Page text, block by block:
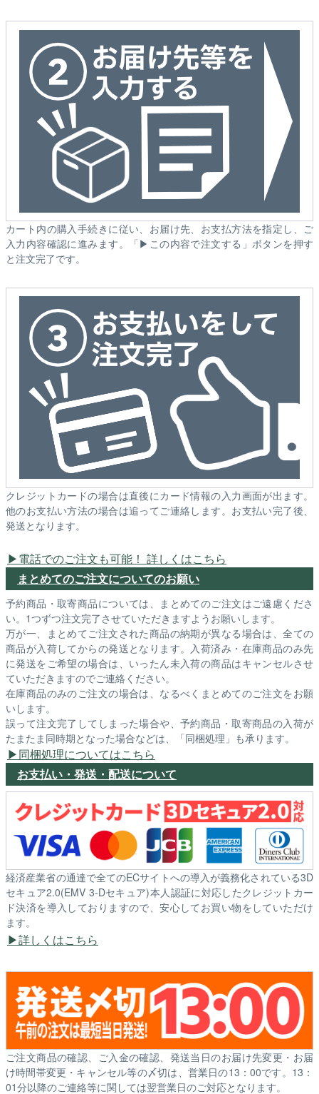
カート内の購入手続きに従い、お届け先、お支払方法を指定し、ご
入力内容確認に進みます。「▶この内容で注文する」ボタンを押す
と注文完了です。
クレジットカードの場合は直後にカード情報の入力画面が出ます。
他のお支払い方法の場合は追ってご連絡します。お支払い完了後、
発送となります。
電話でのご注文も可能！ 詳しくはこちら
まとめてのご注文についてのお願い
予約商品・取寄商品については、まとめてのご注文はご遠慮くださ
い。1つずつ注文完了させていただきますようお願いします。
万が一、まとめてご注文された商品の納期が異なる場合は、全ての
商品が入荷してからの発送となります。入荷済み・在庫商品のみ先
に発送をご希望の場合は、いったん未入荷の商品はキャンセルさせ
ていただきますのでご連絡ください。
在庫商品のみのご注文の場合は、なるべくまとめてのご注文をお願
いします。
誤って注文完了してしまった場合や、予約商品・取寄商品の入荷が
たまたま同時期となった場合などは、「同梱処理」も承ります。
同梱処理についてはこちら
お支払い・発送・配送について
経済産業省の通達で全てのECサイトへの導入が義務化されている3D
セキュア2.0(EMV 3-Dセキュア)本人認証に対応したクレジットカー
ド決済を導入しておりますので、安心してお買い物をしていただけ
ます。
詳しくはこちら
ご注文商品の確認、ご入金の確認、発送当日のお届け先変更・お届
け時間帯変更・キャンセル等の〆切は、営業日の13：00です。13：
01分以降のご連絡等に関しては翌営業日のご対応となります。